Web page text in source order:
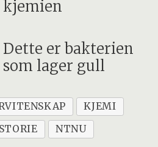
kjemien
Dette er bakterien
som lager gull
KJEMI
NTNU